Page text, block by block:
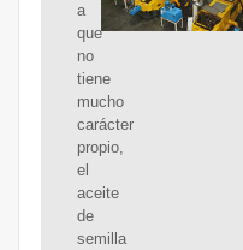
a
que
no
tiene
mucho
carácter
propio,
el
aceite
de
semilla